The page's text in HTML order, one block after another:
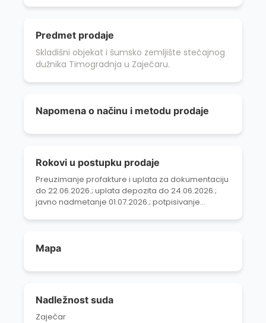
Predmet prodaje
Skladišni objekat i šumsko zemljište stečajnog
dužnika Timogradnja u Zaječaru.
Napomena o načinu i metodu prodaje
Rokovi u postupku prodaje
Preuzimanje profakture i uplata za dokumentaciju
do 22.06.2026.; uplata depozita do 24.06.2026.;
javno nadmetanje 01.07.2026.; potpisivanje
Mapa
Nadležnost suda
Zaječar